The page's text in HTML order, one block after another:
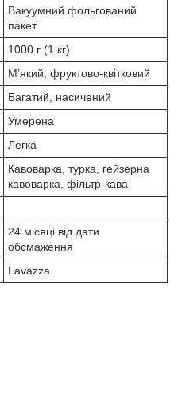
Вакуумний фольгований
пакет
1000 г (1 кг)
М’який, фруктово-квітковий
Багатий, насичений
Умерена
Легка
Кавоварка, турка, гейзерна
кавоварка, фільтр-кава
24 місяці від дати
обсмаження
Lavazza